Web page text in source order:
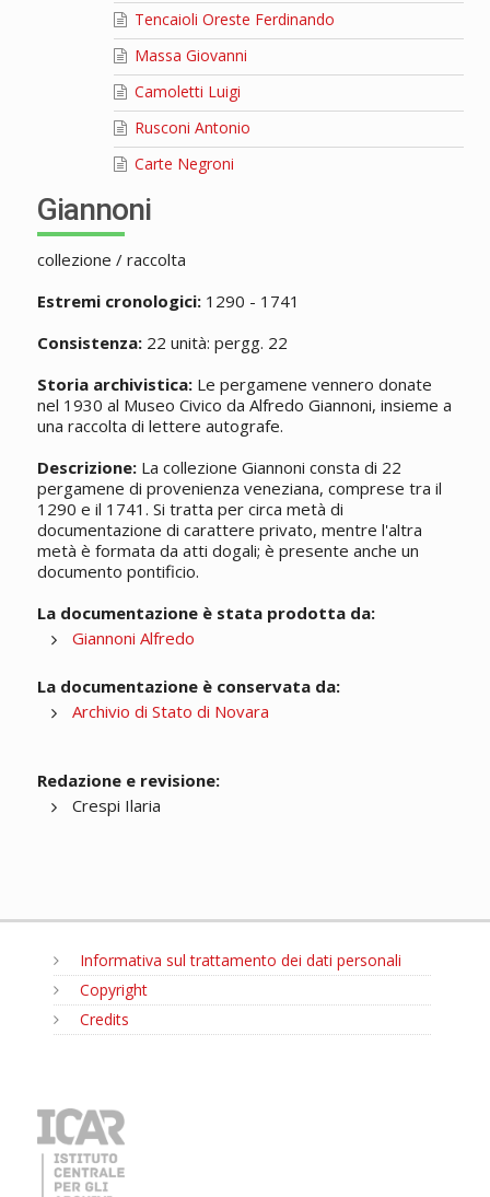
Tencaioli Oreste Ferdinando
Massa Giovanni
Camoletti Luigi
Rusconi Antonio
Carte Negroni
Giannoni
collezione / raccolta
Estremi cronologici:1290 - 1741
Consistenza:22 unità: pergg. 22
Storia archivistica:Le pergamene vennero donate
nel 1930 al Museo Civico da Alfredo Giannoni, insieme a
una raccolta di lettere autografe.
Descrizione:La collezione Giannoni consta di 22
pergamene di provenienza veneziana, comprese tra il
1290 e il 1741. Si tratta per circa metà di
documentazione di carattere privato, mentre l'altra
metà è formata da atti dogali; è presente anche un
documento pontificio.
La documentazione è stata prodotta da:
Giannoni Alfredo
La documentazione è conservata da:
Archivio di Stato di Novara
Redazione e revisione:
Crespi Ilaria
Informativa sul trattamento dei dati personali
Copyright
Credits